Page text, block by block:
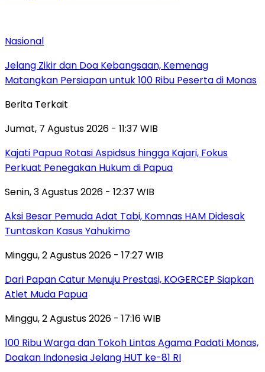
Nasional
Jelang Zikir dan Doa Kebangsaan, Kemenag
Matangkan Persiapan untuk 100 Ribu Peserta di Monas
Berita Terkait
Jumat, 7 Agustus 2026 - 11:37 WIB
Kajati Papua Rotasi Aspidsus hingga Kajari, Fokus
Perkuat Penegakan Hukum di Papua
Senin, 3 Agustus 2026 - 12:37 WIB
Aksi Besar Pemuda Adat Tabi, Komnas HAM Didesak
Tuntaskan Kasus Yahukimo
Minggu, 2 Agustus 2026 - 17:27 WIB
Dari Papan Catur Menuju Prestasi, KOGERCEP Siapkan
Atlet Muda Papua
Minggu, 2 Agustus 2026 - 17:16 WIB
100 Ribu Warga dan Tokoh Lintas Agama Padati Monas,
Doakan Indonesia Jelang HUT ke-81 RI